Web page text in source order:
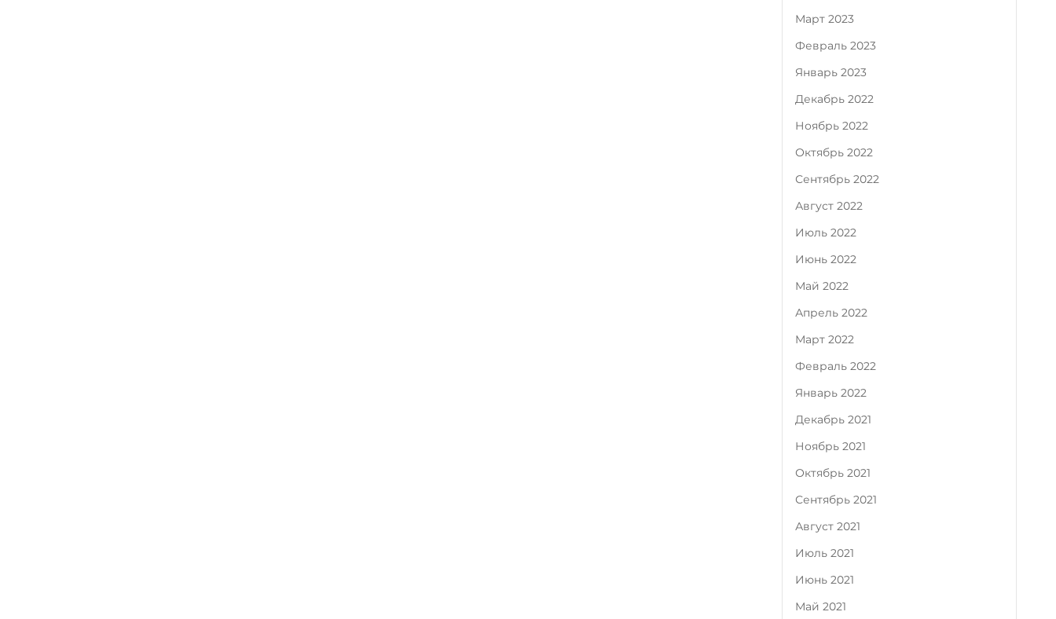
Март 2023
Февраль 2023
Январь 2023
Декабрь 2022
Ноябрь 2022
Октябрь 2022
Сентябрь 2022
Август 2022
Июль 2022
Июнь 2022
Май 2022
Апрель 2022
Март 2022
Февраль 2022
Январь 2022
Декабрь 2021
Ноябрь 2021
Октябрь 2021
Сентябрь 2021
Август 2021
Июль 2021
Июнь 2021
Май 2021